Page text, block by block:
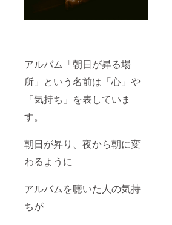
アルバム「朝日が昇る場
所」という名前は「心」や
「気持ち」を表していま
す。
朝日が昇り、夜から朝に変
わるように
アルバムを聴いた人の気持
ちが